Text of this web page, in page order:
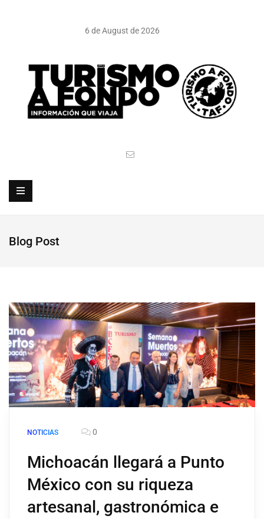
6 de August de 2026
Blog Post
NOTICIAS 0
Michoacán llegará a Punto
México con su riqueza
artesanal, gastronómica e